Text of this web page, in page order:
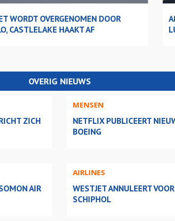
WORDT OVERGENOMEN DOOR
CASTLELAKE HAAKT AF
OVERIG NIEUWS
ZICH
MENSEN
NETFLIX PUBLICEERT
BOEING
AIR
AIRLINES
WESTJET ANNULEERT
SCHIPHOL